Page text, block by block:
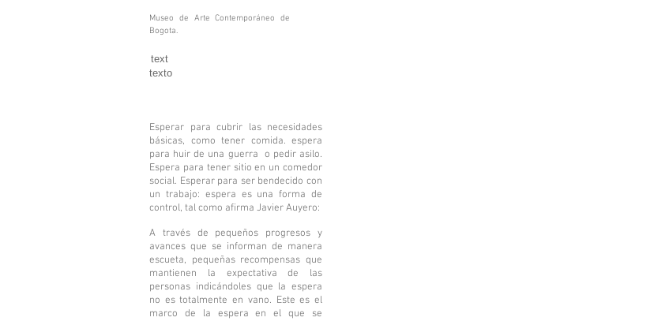
Museo de Arte Contemporáneo de
Bogota.
text
texto
Esperar para cubrir las necesidades
básicas, como tener comida. espera
para huir de una guerra o pedir asilo.
Espera para tener sitio en un comedor
social. Esperar para ser bendecido con
un trabajo: espera es una forma de
control, tal como afirma Javier Auyero:
A través de pequeños progresos y
avances que se informan de manera
escueta, pequeñas recompensas que
mantienen la expectativa de las
personas indicándoles que la espera
no es totalmente en vano. Este es el
marco de la espera en el que se